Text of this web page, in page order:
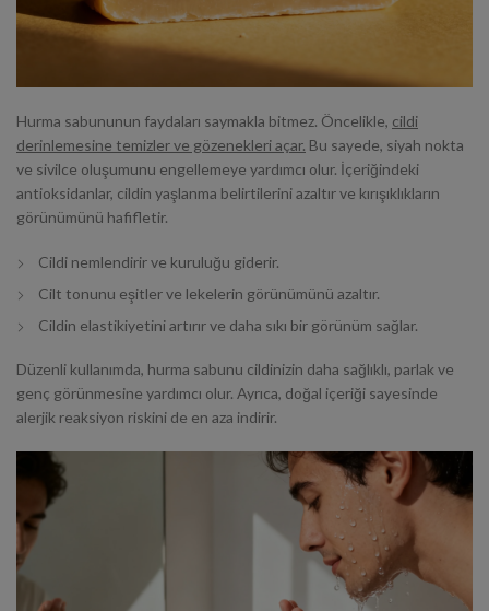
Hurma sabununun faydaları saymakla bitmez. Öncelikle, cildi
derinlemesine temizler ve gözenekleri açar. Bu sayede, siyah nokta
ve sivilce oluşumunu engellemeye yardımcı olur. İçeriğindeki
antioksidanlar, cildin yaşlanma belirtilerini azaltır ve kırışıklıkların
görünümünü hafifletir.
Cildi nemlendirir ve kuruluğu giderir.
Cilt tonunu eşitler ve lekelerin görünümünü azaltır.
Cildin elastikiyetini artırır ve daha sıkı bir görünüm sağlar.
Düzenli kullanımda, hurma sabunu cildinizin daha sağlıklı, parlak ve
genç görünmesine yardımcı olur. Ayrıca, doğal içeriği sayesinde
alerjik reaksiyon riskini de en aza indirir.